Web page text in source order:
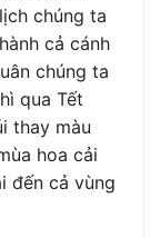
chúng ta
cả cánh
chúng ta
qua Tết
thay màu
hoa cải
đến cả vùng